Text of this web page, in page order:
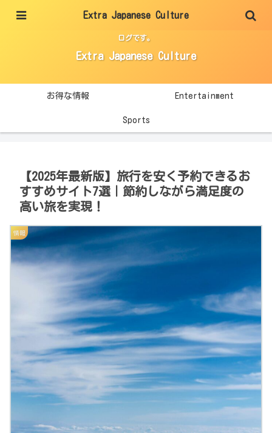
ログです。
Extra Japanese Culture
お得な情報 Entertainment
Sports
【2025年最新版】旅行を安く予約できるお
すすめサイト7選｜節約しながら満足度の
高い旅を実現！
情報
Extra Japanese Culture